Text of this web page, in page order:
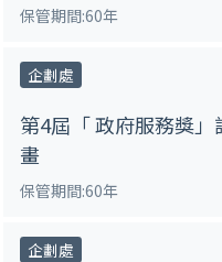
保管期間:60年
企劃處
第4屆「 政府服務獎」
畫
保管期間:60年
企劃處